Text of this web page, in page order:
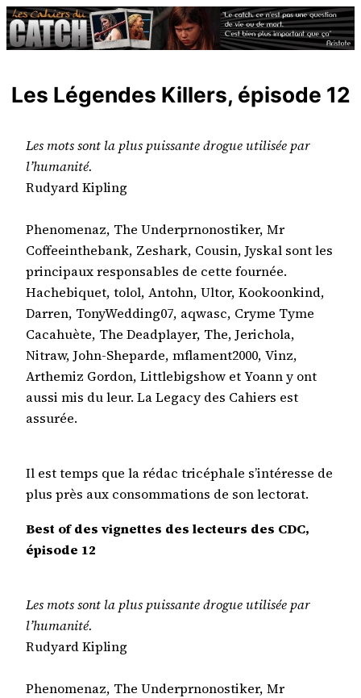
Aller
au
Les Légendes Killers, épisode 12
Les mots sont la plus puissante drogue utilisée par
l’humanité.
Rudyard Kipling
Phenomenaz, The Underprnonostiker, Mr
Coffeeinthebank, Zeshark, Cousin, Jyskal sont les
principaux responsables de cette fournée.
Hachebiquet, tolol, Antohn, Ultor, Kookoonkind,
Darren, TonyWedding07, aqwasc, Cryme Tyme
Cacahuète, The Deadplayer, The, Jerichola,
Nitraw, John-Sheparde, mflament2000, Vinz,
Arthemiz Gordon, Littlebigshow et Yoann y ont
aussi mis du leur. La Legacy des Cahiers est
assurée.
Il est temps que la rédac tricéphale s’intéresse de
plus près aux consommations de son lectorat.
Best of des vignettes des lecteurs des CDC,
épisode 12
Les mots sont la plus puissante drogue utilisée par
l’humanité.
Rudyard Kipling
Phenomenaz, The Underprnonostiker, Mr